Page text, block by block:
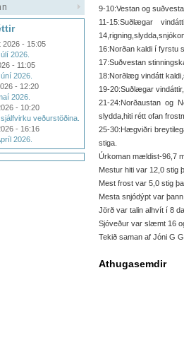
2026 - 15:05
2026.
- 11:05
2026.
- 12:20
2026.
- 10:20
veðurstöðina.
- 16:16
2026.
9-10:Vestan og
11-15:Suðlægar
16:Norðan kaldi í fyrstu
17:Suðvestan
18:Norðlæg vindátt
19-20:Suðlægar
21-24:Norðaustan og
slydda,hiti rétt ofan
25-30:Hægviðri
stiga.
Úrkoman mældist-96,7
Mestur hiti var 12,0 stig
Mest frost var 5,0 stig
Mesta snjódýpt var þann
Jörð var talin alhvít í 8
Sjóveður var slæmt 16
Tekið saman af Jóni G
Athugasemdir